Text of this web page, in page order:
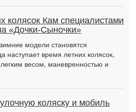
колясок Кам специалистами
«Дочки-Сыночки»
модели становятся
наступает время летних колясок,
весом, маневренностью и
коляску и мобиль